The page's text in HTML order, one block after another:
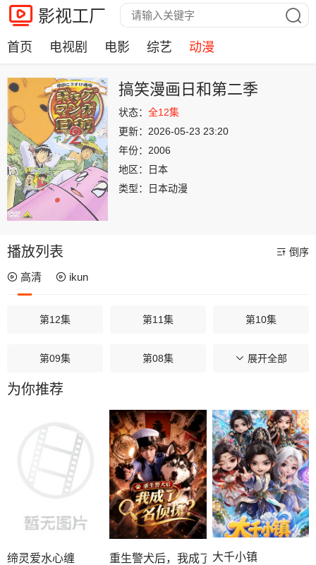
影视工厂
首页 电视剧 电影 综艺 动漫
搞笑漫画日和第二季
状态： 全12集
更新： 2026-05-23 23:20
年份： 2006
地区：
日本
类型：
日本动漫
播放列表 倒序
高清 ikun
第12集 第11集 第10集
第09集 第08集 第07集
第06集
第02集 第01集
展开全部
为你推荐
缔灵爱水心缠 重生警犬后，我成了名侦探？
大千小镇